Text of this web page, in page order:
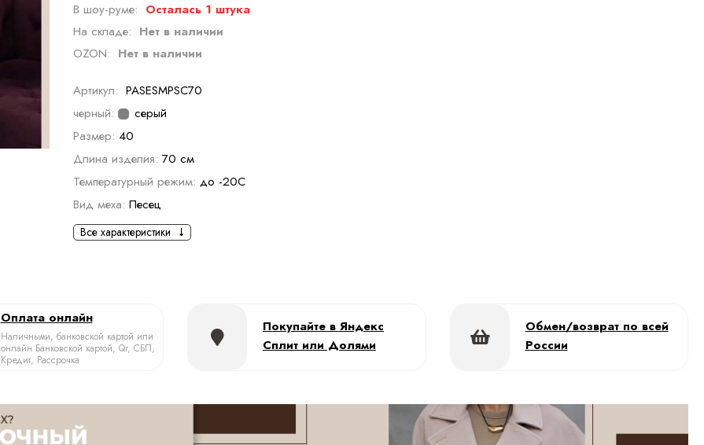
В шоу-руме: Осталась 1 штука
На складе: Нет в наличии
OZON: Нет в наличии
Артикул: PASESMPSC70
черный:
серый
Размер: 40
Длина изделия: 70 см
Температурный режим: до -20С
Вид меха: Песец
Все характеристики
Оплата онлайн
Наличными, банковской картой или
онлайн Банковской картой, Qr, СБП,
Кредит, Рассрочка
Покупайте в Яндекс
Сплит или Долями
Обмен/возврат по всей
России